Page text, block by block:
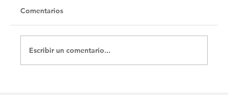
Comentarios
Escribir un comentario...